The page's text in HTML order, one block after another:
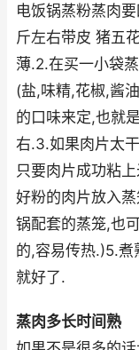
电饭锅蒸粉蒸肉
斤左右带皮 猪五
薄.2.在买一小袋
(盐,味精,花椒,酱
的口味来定,也就
右.3.如果肉片太
只要肉片成功粘
好粉的肉片放入
锅配套的蒸笼,也
的,容易传热.)5.煮
就好了.
蒸肉多长时间熟